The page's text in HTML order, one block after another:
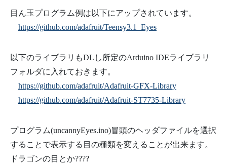
目ん玉プログラム例は以下にアップされています。
https://github.com/adafruit/Teensy3.1_Eyes
以下のライブラリもDLし所定のArduino IDEライブラリ
フォルダに入れておきます。
https://github.com/adafruit/Adafruit-GFX-Library
https://github.com/adafruit/Adafruit-ST7735-Library
プログラム(uncannyEyes.ino)冒頭のヘッダファイルを選択
することで表示する目の種類を変えることが出来ます。
ドラゴンの目とか????